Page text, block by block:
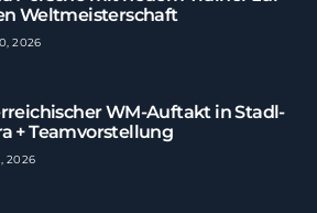
Weltmeisterschaft
2026
WM-Auftakt in Stadl-
+ Teamvorstellung
2026